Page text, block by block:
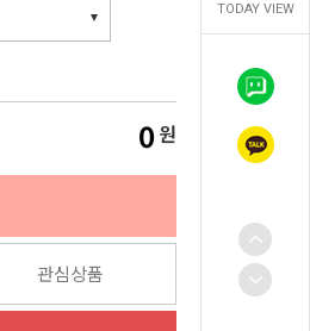
TODAY VIEW
0 원
관심상품